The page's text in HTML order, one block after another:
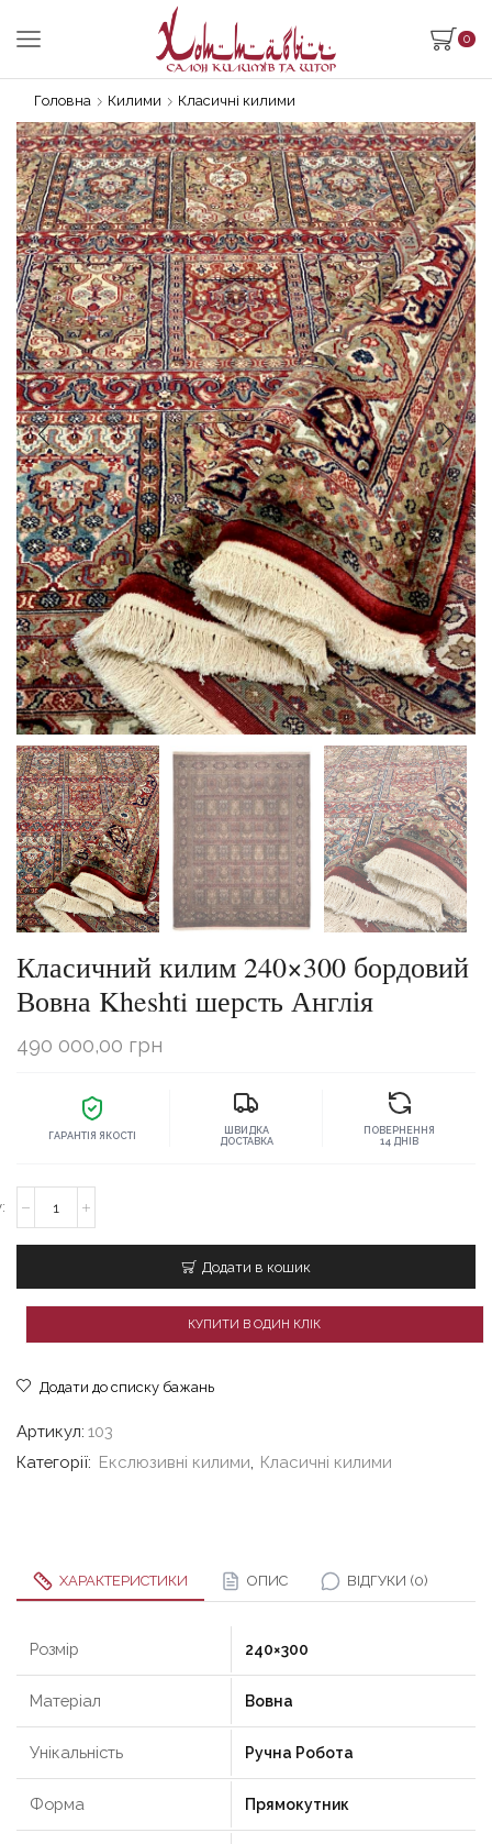
0
Головна Килими Класичні килими
Класичний килим 240×300 бордовий
Вовна Kheshti шерсть Англія
490 000,00 грн
ГАРАНТІЯ ЯКОСТІ
ШВИДКА
ДОСТАВКА
ПОВЕРНЕННЯ
14 ДНІВ
килим
Kheshti
Додати в кошик
КУПИТИ В ОДИН КЛІК
Додати до списку бажань
Артикул: 103
Категорії: Екслюзивні килими Класичні килими
ХАРАКТЕРИСТИКИ ОПИС ВІДГУКИ (0)
Розмір 240×300
Матеріал Вовна
Унікальність Ручна Робота
Форма Прямокутник